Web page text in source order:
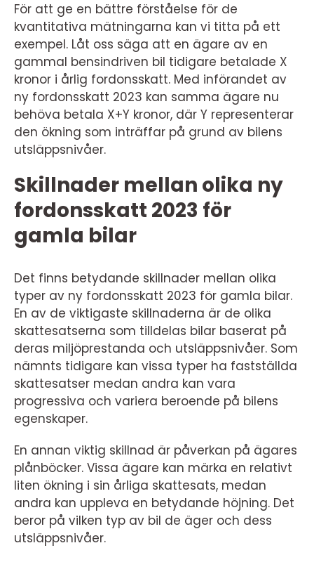
För att ge en bättre förståelse för de
kvantitativa mätningarna kan vi titta på ett
exempel. Låt oss säga att en ägare av en
gammal bensindriven bil tidigare betalade X
kronor i årlig fordonsskatt. Med införandet av
ny fordonsskatt 2023 kan samma ägare nu
behöva betala X+Y kronor, där Y representerar
den ökning som inträffar på grund av bilens
utsläppsnivåer.
Skillnader mellan olika ny
fordonsskatt 2023 för
gamla bilar
Det finns betydande skillnader mellan olika
typer av ny fordonsskatt 2023 för gamla bilar.
En av de viktigaste skillnaderna är de olika
skattesatserna som tilldelas bilar baserat på
deras miljöprestanda och utsläppsnivåer. Som
nämnts tidigare kan vissa typer ha fastställda
skattesatser medan andra kan vara
progressiva och variera beroende på bilens
egenskaper.
En annan viktig skillnad är påverkan på ägares
plånböcker. Vissa ägare kan märka en relativt
liten ökning i sin årliga skattesats, medan
andra kan uppleva en betydande höjning. Det
beror på vilken typ av bil de äger och dess
utsläppsnivåer.